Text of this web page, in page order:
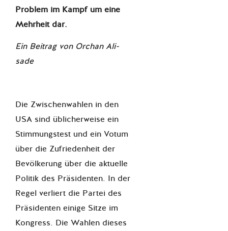
Problem im Kampf um eine
Mehrheit dar.
Ein Beitrag von Orchan Ali-
sade
Die Zwischenwahlen in den
USA sind üblicherweise ein
Stimmungstest und ein Votum
über die Zufriedenheit der
Bevölkerung über die aktuelle
Politik des Präsidenten. In der
Regel verliert die Partei des
Präsidenten einige Sitze im
Kongress. Die Wahlen dieses